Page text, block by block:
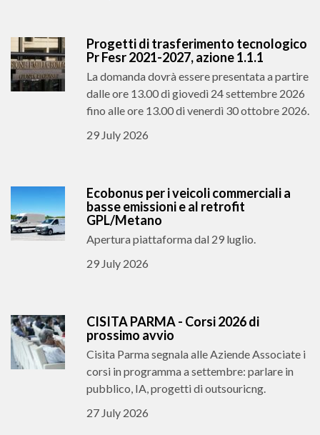
Progetti di trasferimento tecnologico
Pr Fesr 2021-2027, azione 1.1.1
La domanda dovrà essere presentata a partire
dalle ore 13.00 di giovedì 24 settembre 2026
fino alle ore 13.00 di venerdì 30 ottobre 2026.
29 July 2026
Ecobonus per i veicoli commerciali a
basse emissioni e al retrofit
GPL/Metano
Apertura piattaforma dal 29 luglio.
29 July 2026
CISITA PARMA - Corsi 2026 di
prossimo avvio
Cisita Parma segnala alle Aziende Associate i
corsi in programma a settembre: parlare in
pubblico, IA, progetti di outsouricng.
27 July 2026